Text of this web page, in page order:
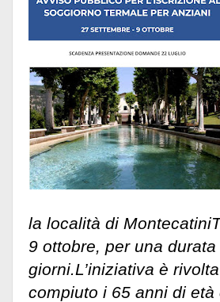
la località di
9 ottobre, per una
giorni. L’iniziativa è
compiuto i 65 anni di